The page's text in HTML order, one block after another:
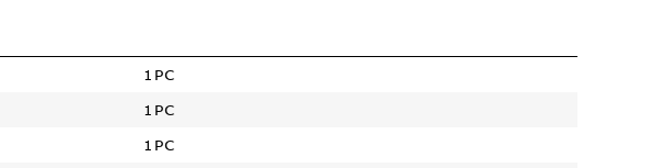
1 PC
1 PC
1 PC